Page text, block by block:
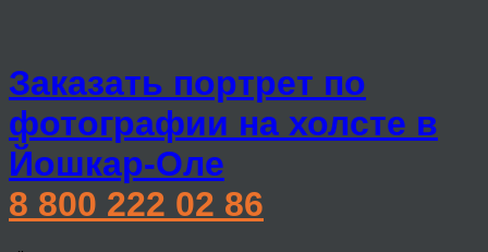
Заказать портрет по
фотографии на холсте в
Йошкар-Оле
8 800 222 02 86